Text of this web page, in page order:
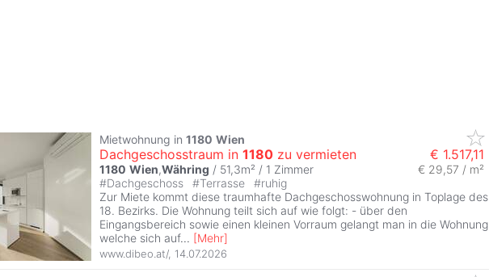
Mietwohnung in 1180 Wien
Dachgeschosstraum in 1180 zu vermieten € 1.517,11
1180 Wien,Währing / 51,3m² / 1 Zimmer
€ 29,57 / m²
#Dachgeschoss #Terrasse #ruhig
Zur Miete kommt diese traumhafte Dachgeschosswohnung in Toplage des
18. Bezirks. Die Wohnung teilt sich auf wie folgt: - über den
Eingangsbereich sowie einen kleinen Vorraum gelangt man in die Wohnung
welche sich auf... [Mehr]
www.dibeo.at/, 14.07.2026